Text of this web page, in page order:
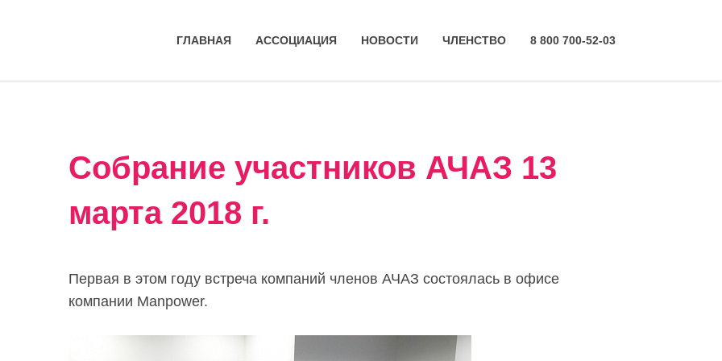
ГЛАВНАЯ АССОЦИАЦИЯ НОВОСТИ ЧЛЕНСТВО 8 800 700-52-03
Собрание участников АЧАЗ 13
марта 2018 г.
Первая в этом году встреча компаний членов АЧАЗ состоялась в офисе
компании Manpower.